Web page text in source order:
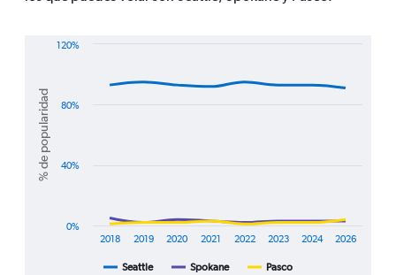
values.
900.
with
lines.
The
chart
% de popularidad
Seattle Spokane Pasco
2018 2019 2020 2021 2022 2023 2024 2026
0%
40%
80%
120%